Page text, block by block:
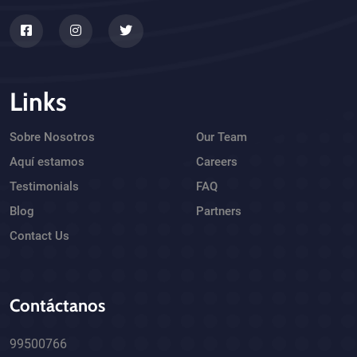
Links
Sobre Nosotros
Aquí estamos
Testimonials
Blog
Contact Us
Our Team
Careers
FAQ
Partners
Contáctanos
99500766